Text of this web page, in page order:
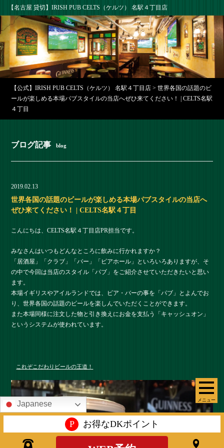
【名古屋 貸切】IRISH PUB CELTS（ケルツ） 名駅４丁目店
メニュー
【公式】IRISH PUB CELTS（ケルツ） 名駅４丁目店 >世界各国の話題のビ
ールが楽しめる本場パブスタイルの当店へぜひ来てください！ | CELTS名駅
４丁目
ブログ記事 blog
2019.02.13
世界各国の話題のビールが楽しめる本場パブスタイルの当店へ
ぜひ来てください！ | CELTS名駅４丁目
こんにちは、CELTS名駅４丁目店PR担当です。
みなさんはいつもどんなところに飲みに行かれますか？
「居酒屋」「クラブ」「バー」「ビアホール」といろいろありますが、そ
の中で今回は当店のスタイル「パブ」をご紹介させていただきたいと思い
ます。
本場イギリスやアイルランドでは、ビア・バーの事を「パブ」とよんでお
り、世界各国の話題のビールを楽しんでいただくことができます。
また本場同様に注文した物と引き換えにお金を支払う「キャッシュオン」
というシステムが使われています。
これぞこだわりビールの王道！
Japanese
P お得なDKポイント